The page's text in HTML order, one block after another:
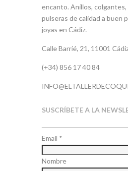
encanto. Anillos,
pulseras de calidad a buen
joyas en Cádiz.
Calle Barrié, 21, 11001
(+34) 856 17 40 84
SUSCRÍBETE A LA
Email *
Nombre